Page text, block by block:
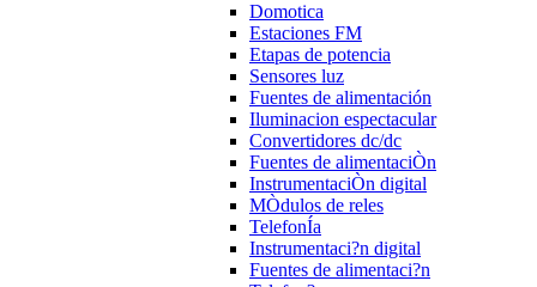
Domotica
Estaciones FM
Etapas de potencia
Sensores luz
Fuentes de alimentación
Iluminacion espectacular
Convertidores dc/dc
Fuentes de alimentaciÒn
InstrumentaciÒn digital
MÒdulos de reles
TelefonÍa
Instrumentaci?n digital
Fuentes de alimentaci?n